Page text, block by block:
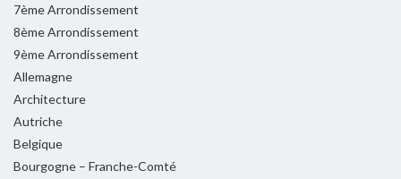
7ème Arrondissement
8ème Arrondissement
9ème Arrondissement
Allemagne
Architecture
Autriche
Belgique
Bourgogne – Franche-Comté